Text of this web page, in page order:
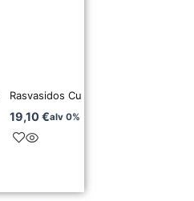
Rasvasidos Cuticell 10x10cm 10 kpl
19,10€alv 0%